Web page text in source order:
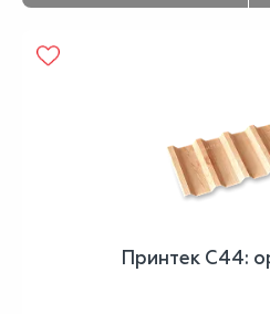
Принтек С44: